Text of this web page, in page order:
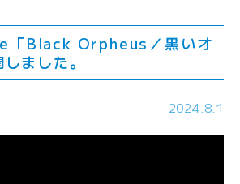
「Black Orpheus／黒いオ
ました。
2024.8.1